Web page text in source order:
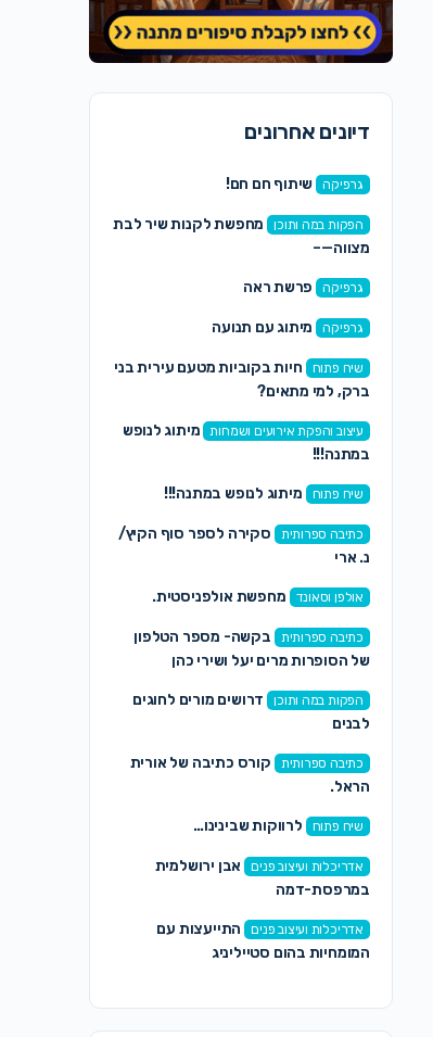
דיונים אחרונים
גרפיקה שיתוף חם חם!
הפקות במה ותוכן
מחפשת לקנות שיר לבת
מצווה—–
גרפיקה פרשת ראה
גרפיקה מיתוג עם תנועה
שיח פתוח
חיות בקוביות מטעם עירית בני
ברק, למי מתאים?
עיצוב והפקת אירועים ושמחות
מיתוג לנופש
במתנה!!!
שיח פתוח מיתוג לנופש במתנה!!!
כתיבה ספרותית
סקירה לספר סוף הקיץ/
נ. ארי
אולפן וסאונד מחפשת אולפניסטית.
כתיבה ספרותית
בקשה- מספר הטלפון
של הסופרות מרים יעל ושירי כהן
הפקות במה ותוכן
דרושים מורים לחוגים
לבנים
כתיבה ספרותית
קורס כתיבה של אורית
הראל.
שיח פתוח לרווקות שבינינו…
אדריכלות ועיצוב פנים
אבן ירושלמית
במרפסת-דמה
אדריכלות ועיצוב פנים
התייעצות עם
המומחיות בהום סטייליניג